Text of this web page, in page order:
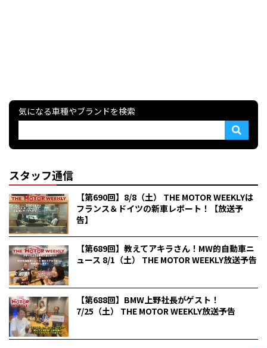
気になる車種やブランドを検索
スタッフ通信
【第690回】8/8（土） THE MOTOR WEEKLYは
フランス＆ドイツの新車レポート！【放送予
告】
【第689回】教えてアキラさん！MW的自動車ニ
ュース 8/1（土） THE MOTOR WEEKLY放送予告
【第688回】BMW上野社長がゲスト！
7/25（土） THE MOTOR WEEKLY放送予告